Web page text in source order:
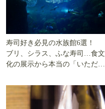
寿司好き必見の水族館6選！
ブリ、シラス、ふな寿司…食文
化の展示から本当の「いただき